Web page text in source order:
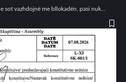
sot vazhdojnë me bllokadën, pasi nuk…